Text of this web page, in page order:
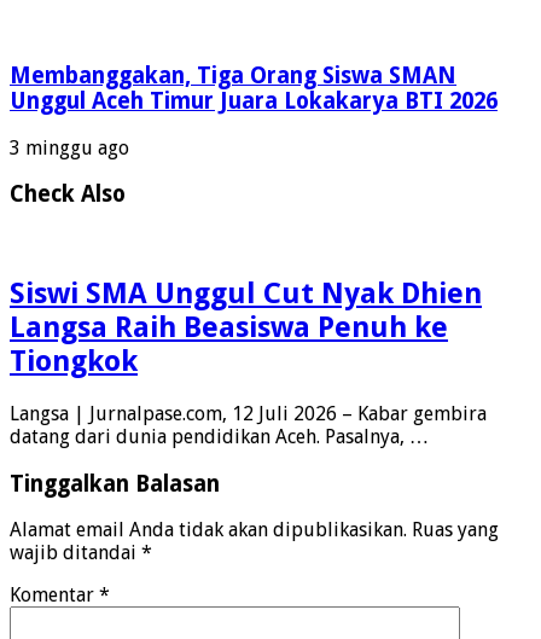
Membanggakan, Tiga Orang Siswa SMAN
Unggul Aceh Timur Juara Lokakarya BTI 2026
3 minggu ago
Check Also
Siswi SMA Unggul Cut Nyak Dhien
Langsa Raih Beasiswa Penuh ke
Tiongkok
Langsa | Jurnalpase.com, 12 Juli 2026 – Kabar gembira
datang dari dunia pendidikan Aceh. Pasalnya, …
Tinggalkan Balasan
Alamat email Anda tidak akan dipublikasikan. Ruas yang
wajib ditandai *
Komentar *